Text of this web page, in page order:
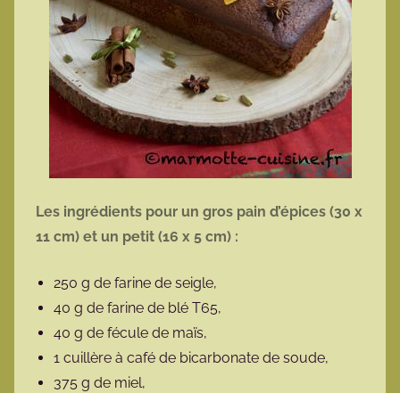
Les ingrédients pour un gros pain d’épices (30 x
11 cm) et un petit (16 x 5 cm) :
250 g de farine de seigle,
40 g de farine de blé T65,
40 g de fécule de maïs,
1 cuillère à café de bicarbonate de soude,
375 g de miel,